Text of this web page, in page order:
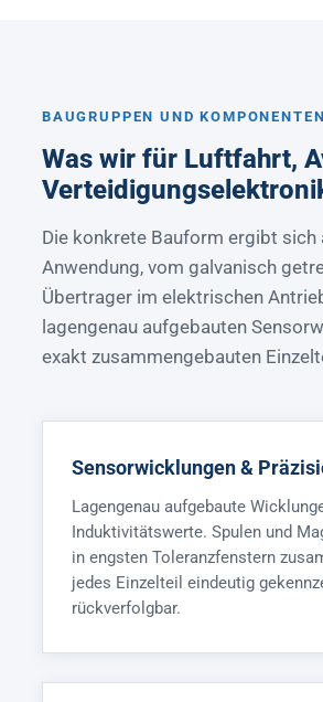
BAUGRUPPEN UND KOMPONENTEN
Was wir für Luftfahrt,
Die konkrete Bauform ergibt sich
Anwendung, vom galvanisch
Übertrager im elektrischen
lagengenau aufgebauten
exakt zusammengebauten
Sensorwicklungen &
Lagengenau aufgebaute
Induktivitätswerte. Spulen und
in engsten Toleranzfenstern
jedes Einzelteil eindeutig
rückverfolgbar.